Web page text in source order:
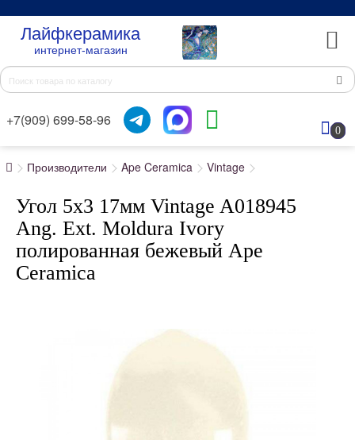
Лайфкерамика
интернет-магазин
+7(909) 699-58-96
0
Производители Ape Ceramica Vintage
Угол 5x3 17мм Vintage A018945
Ang. Ext. Moldura Ivory
полированная бежевый Ape
Ceramica